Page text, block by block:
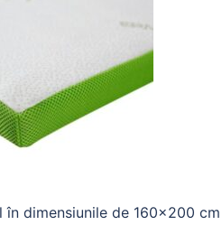
dimensiunile de 160×200